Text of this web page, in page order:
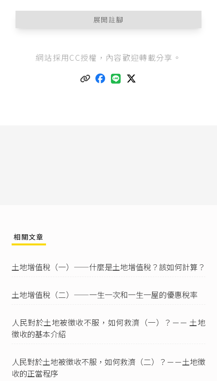
展開註腳
下權及財產權為中心》，國立中正大學法律學研
司法行政部（法務部前身）的調查報告就指出，
姉齒松平（1994），《祭祀公業與臺灣特殊法律
研究》，頁11。
王泰升（2022），《112年憲判字第1號【祭祀公
業派下員資格案（二）】 專家諮詢意見書》，頁
祭祀公業條例的制定，也是為了管理、要求那些
業土地清理要點或臺灣省祭祀公業土地清理辦法
等相關規定申報，並取得派下全員證明書的祭祀
公業，去政府機關申報，參
祭祀公業條例第3條第1款：「本條例用詞定義如
下：一、祭祀公業：由設立人捐助財產，以祭祀
網站採用CC授權，內容歡迎轉載分享。
相關文章
土地增值稅（一）——什麼是土地增值稅？該如何計算？
土地增值稅（二）——一生一次和一生一屋的優惠稅率
人民對於土地被徵收不服，如何救濟（一）？－－ 土地
徵收的基本介紹
人民對於土地被徵收不服，如何救濟（二）？－－土地徵
收的正當程序